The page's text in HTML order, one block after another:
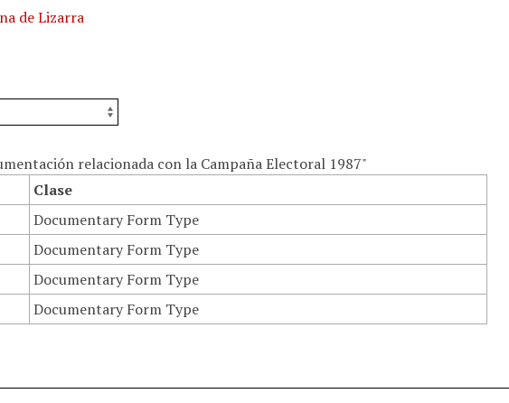
de Lizarra
relacionada con la Campaña Electoral 1987"
Clase
Documentary Form Type
Documentary Form Type
Documentary Form Type
Documentary Form Type